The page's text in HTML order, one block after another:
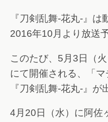
『刀剣乱舞-花丸-』は
2016年10月より放送
このたび、5月3日（
にて開催される、「
『刀剣乱舞-花丸-』が
4月20日（水）に阿佐